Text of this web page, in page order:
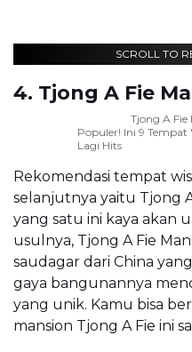
SCROLL TO
4. Tjong A Fie
Tjong A Fie
Populer! Ini 9 Tempat
Lagi Hits
Rekomendasi tempat
selanjutnya yaitu Tjong
yang satu ini kaya akan
usulnya, Tjong A Fie
saudagar dari China
gaya bangunannya
yang unik. Kamu bisa
mansion Tjong A Fie ini